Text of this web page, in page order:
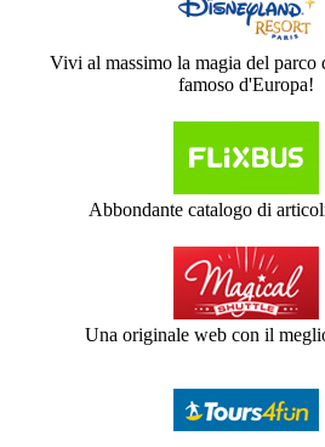
Vivi al massimo la magia del parco
famoso d'Europa!
Abbondante catalogo di
Una originale web con il